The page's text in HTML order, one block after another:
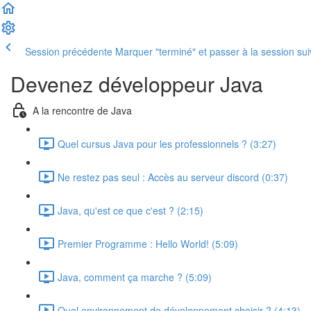
Session précédente Marquer "terminé" et passer à la session
Devenez développeur Java
A la rencontre de Java
Quel cursus Java pour les professionnels ? (3:27)
Ne restez pas seul : Accès au serveur discord (0:37)
Java, qu'est ce que c'est ? (2:15)
Premier Programme : Hello World! (5:09)
Java, comment ça marche ? (5:09)